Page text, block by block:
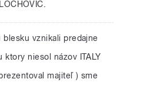
vznikali predajne
niesol názov ITALY
majiteľ ) sme